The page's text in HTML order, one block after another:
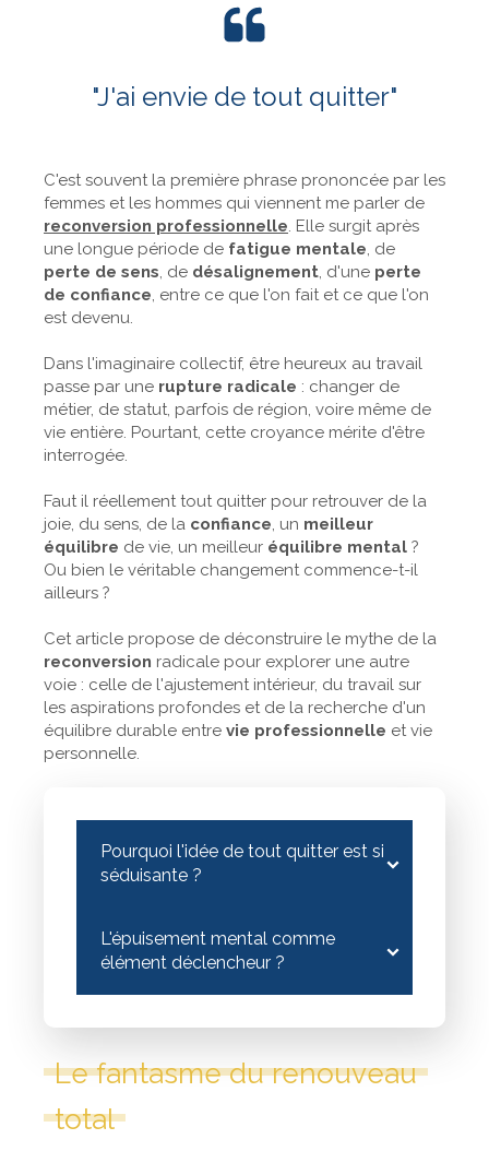
"J'ai envie de tout quitter"
C'est souvent la première phrase prononcée par les
femmes et les hommes qui viennent me parler de
reconversion professionnelle. Elle surgit après
une longue période de fatigue mentale, de
perte de sens, de désalignement, d'une perte
de confiance, entre ce que l'on fait et ce que l'on
est devenu.
Dans l'imaginaire collectif, être heureux au travail
passe par une rupture radicale : changer de
métier, de statut, parfois de région, voire même de
vie entière. Pourtant, cette croyance mérite d'être
interrogée.
Faut il réellement tout quitter pour retrouver de la
joie, du sens, de la confiance, un meilleur
équilibre de vie, un meilleur équilibre mental ?
Ou bien le véritable changement commence-t-il
ailleurs ?
Cet article propose de déconstruire le mythe de la
reconversion radicale pour explorer une autre
voie : celle de l'ajustement intérieur, du travail sur
les aspirations profondes et de la recherche d'un
équilibre durable entre vie professionnelle et vie
personnelle.
Pourquoi l'idée de tout quitter est si
séduisante ?
L'épuisement mental comme
élément déclencheur ?
Le fantasme du renouveau
total